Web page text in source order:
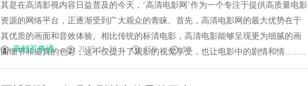
其是在高清影视内容日益普及的今天，‘高清电影网’作为一个专注于提供高质量电影
资源的网络平台，正逐渐受到广大观众的青睐。首先，高清电影网的最大优势在于
其优质的画面和音效体验。相比传统的标清电影，高清电影能够呈现更为细腻的画
面细节和逼真的色彩，这不仅提升了观影的视觉享受，也让电影中的剧情和情.........
高邮百事通 2025-11-26 450 10